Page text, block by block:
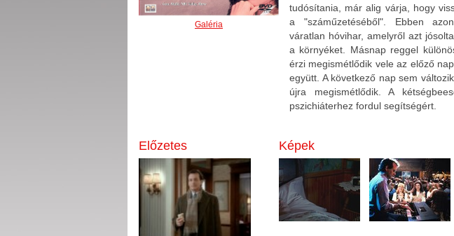
Galéria
tudósítania, már alig várja, hogy
a "száműzetéséből". Ebben
váratlan hóvihar, amelyről azt
a környéket. Másnap reggel
érzi megismétlődik vele az előző
együtt. A következő nap sem
újra megismétlődik. A
pszichiáterhez fordul segítségért.
Előzetes Képek